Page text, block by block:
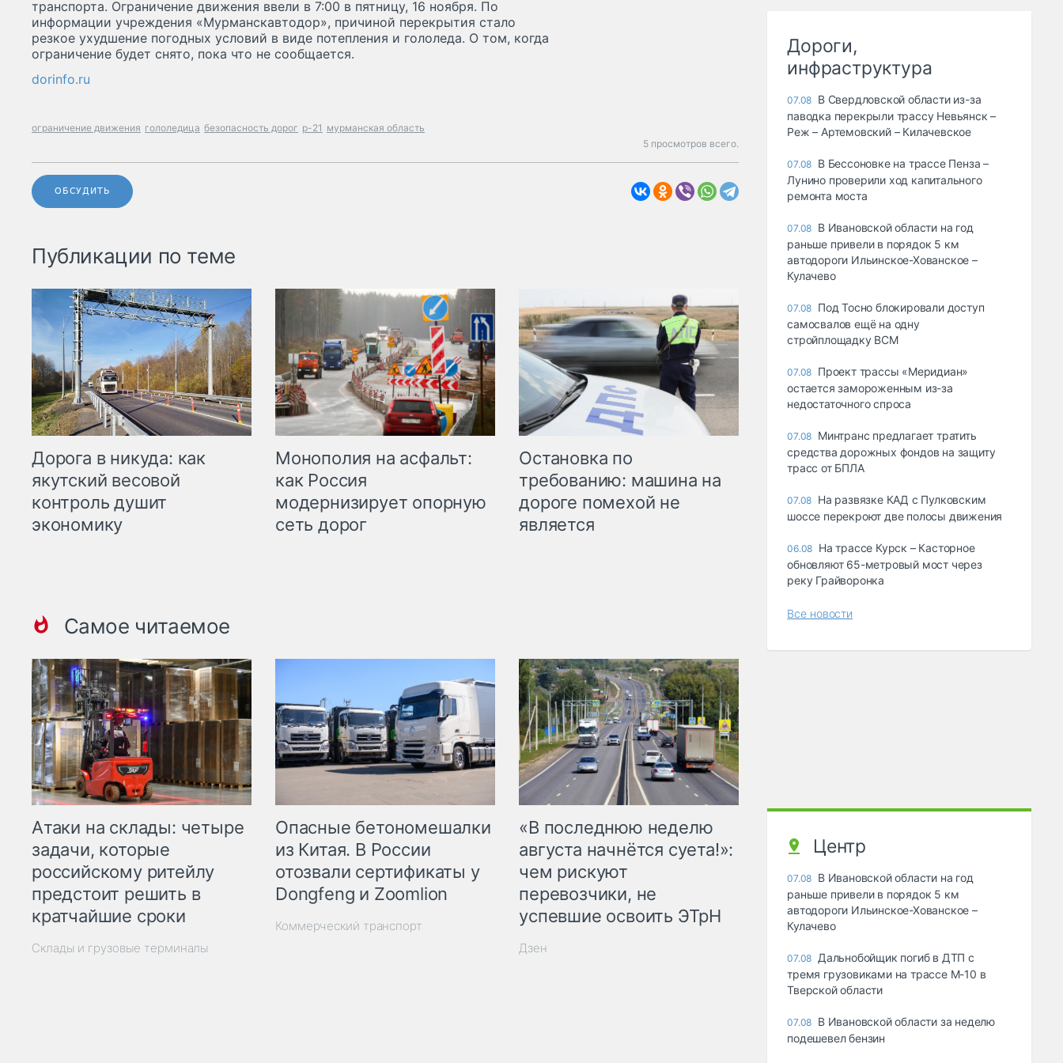
транспорта. Ограничение движения ввели в 7:00 в пятницу, 16 ноября. По
информации учреждения «Мурманскавтодор», причиной перекрытия стало
резкое ухудшение погодных условий в виде потепления и гололеда. О том, когда
ограничение будет снято, пока что не сообщается.
dorinfo.ru
ограничение движения гололедица безопасность дорог р-21 мурманская область
5 просмотров всего.
ОБСУДИТЬ
Публикации по теме
Дорога в никуда: как
якутский весовой
контроль душит
экономику
Монополия на асфальт:
как Россия
модернизирует опорную
сеть дорог
Остановка по
требованию: машина на
дороге помехой не
является
Самое читаемое
Атаки на склады: четыре
задачи, которые
российскому ритейлу
предстоит решить в
кратчайшие сроки
Склады и грузовые терминалы
Опасные бетономешалки
из Китая. В России
отозвали сертификаты у
Dongfeng и Zoomlion
Коммерческий транспорт
«В последнюю неделю
августа начнётся суета!»:
чем рискуют
перевозчики, не
успевшие освоить ЭТрН
Дзен
Дороги,
инфраструктура
07.08 В Свердловской области из-за
паводка перекрыли трассу Невьянск –
Реж – Артемовский – Килачевское
07.08 В Бессоновке на трассе Пенза –
Лунино проверили ход капитального
ремонта моста
07.08 В Ивановской области на год
раньше привели в порядок 5 км
автодороги Ильинское-Хованское –
Кулачево
07.08 Под Тосно блокировали доступ
самосвалов ещё на одну
стройплощадку ВСМ
07.08 Проект трассы «Меридиан»
остается замороженным из-за
недостаточного спроса
07.08 Минтранс предлагает тратить
средства дорожных фондов на защиту
трасс от БПЛА
07.08 На развязке КАД с Пулковским
шоссе перекроют две полосы движения
06.08 На трассе Курск – Касторное
обновляют 65-метровый мост через
реку Грайворонка
Все новости
Центр
07.08 В Ивановской области на год
раньше привели в порядок 5 км
автодороги Ильинское-Хованское –
Кулачево
07.08 Дальнобойщик погиб в ДТП с
тремя грузовиками на трассе М-10 в
Тверской области
07.08 В Ивановской области за неделю
подешевел бензин